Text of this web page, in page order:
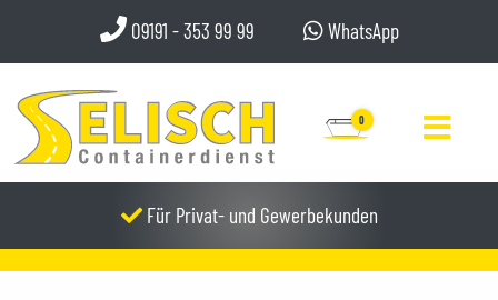
09191 - 353 99 99 WhatsApp
0
Für Privat- und Gewerbekunden